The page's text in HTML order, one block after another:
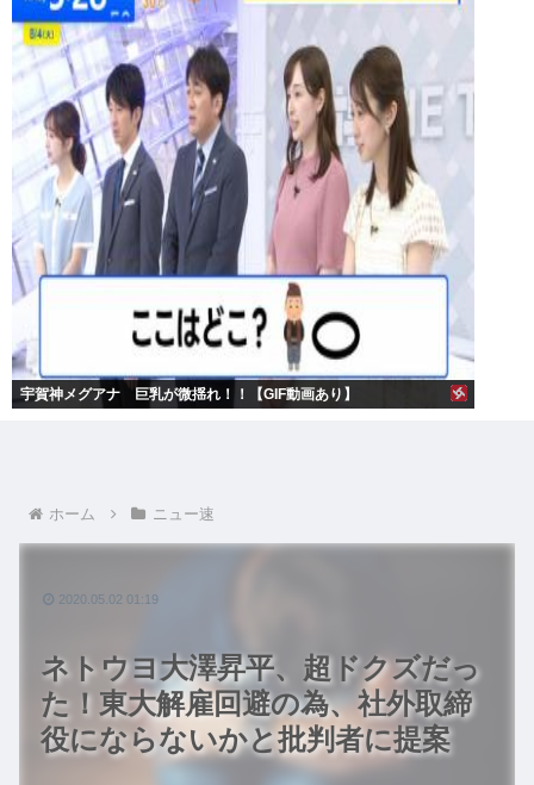
宇賀神メグアナ 巨乳が微揺れ！！【GIF動画あり】
ホーム ニュー速
ネトウヨ大澤昇平、超ドクズだっ
た！東大解雇回避の為、社外取締
役にならないかと批判者に提案
2020.05.02 01:19